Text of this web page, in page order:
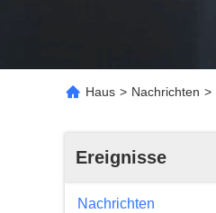
Haus > Nachrichten >
Ereignisse
Nachrichten